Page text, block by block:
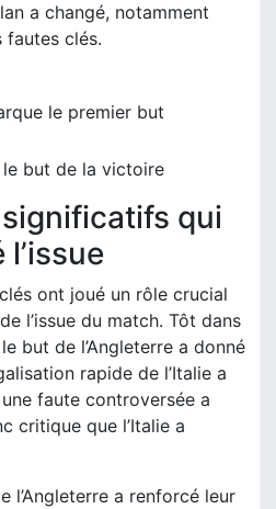
a changé, notamment
fautes clés.
le premier but
le but de la victoire
qui
ont joué un rôle crucial
l’issue du match. Tôt dans
but de l’Angleterre a donné
rapide de l’Italie a
une faute controversée a
critique que l’Italie a
l’Angleterre a renforcé leur